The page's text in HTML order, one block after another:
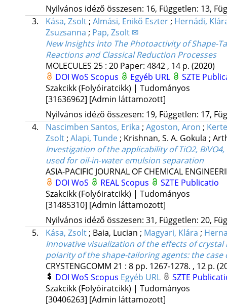
Nyilvános idéző összesen: 16, Független: 13,
3.
Kása, Zsolt; Almási, Enikő Eszter; Hernádi,
Zsuzsanna ; Pap, Zsolt ✉
New Insights into The Photoactivity of Shape-
Reactions and Classical Reduction Processes
MOLECULES 25: 20 Paper: 4842 , 14 p. (2020)
DOI WoS Scopus Egyéb URL
SZTE
Szakcikk (Folyóiratcikk) | Tudományos
[31636962] [Admin láttamozott]
Nyilvános idéző összesen: 19, Független: 17,
4.
Nascimben Santos, Erika ; Agoston, Aron ;
Zsolt; Alapi, Tunde; Krishnan, S. A. Gokula ;
Investigation of the applicability of TiO2,
used for oil-in-water emulsion separation
ASIA-PACIFIC JOURNAL OF CHEMICAL
DOI WoS REALScopus
SZTE Publicatio
Szakcikk (Folyóiratcikk) | Tudományos
[31485310] [Admin láttamozott]
Nyilvános idéző összesen: 31, Független: 20,
5.
Kása, Zsolt; Baia, Lucian ; Magyari, Klára ;
Innovative visualization of the effects of
polarity of the shape-tailoring agents: the case
CRYSTENGCOMM 21 : 8 pp. 1267-1278. , 12 p.
DOI WoS Scopus Egyéb URL
SZTE
Szakcikk (Folyóiratcikk) | Tudományos
[30406263] [Admin láttamozott]